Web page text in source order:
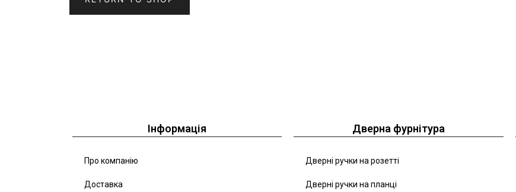
Інформація
Про компанію
Доставка
Дверна фурнітура
Дверні ручки на розетті
Дверні ручки на планці